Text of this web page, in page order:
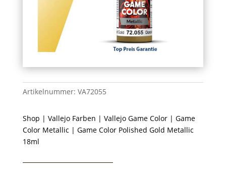
Artikelnummer: VA72055
Shop | Vallejo Farben | Vallejo Game Color| Game
Color Metallic | Game Color Polished Gold Metallic
18ml